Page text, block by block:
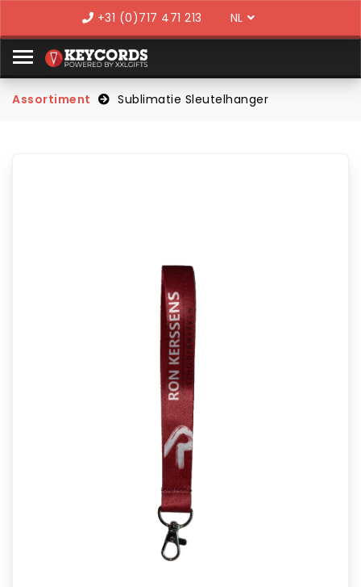
+31 (0)717 471 213
Assortiment Sublimatie Sleutelhanger